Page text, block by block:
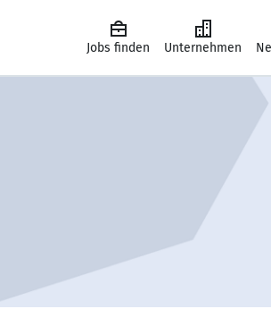
Jobs finden Unternehmen